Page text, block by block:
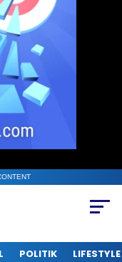
POLITIK LIFESTYLE